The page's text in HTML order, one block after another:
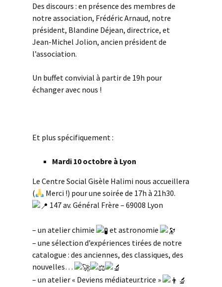
Des discours : en présence des membres de
notre association, Frédéric Arnaud, notre
président, Blandine Déjean, directrice, et
Jean-Michel Jolion, ancien président de
l’association.
Un buffet convivial à partir de 19h pour
échanger avec nous !
Et plus spécifiquement :
Mardi 10 octobre à Lyon
Le Centre Social Gisèle Halimi nous accueillera
(
Merci !) pour une soirée de 17h à 21h30.
147 av. Général Frère – 69008 Lyon
– un atelier chimie
et astronomie
– une sélection d’expériences tirées de notre
catalogue : des anciennes, des classiques, des
nouvelles…
– un atelier « Deviens médiateur.trice »